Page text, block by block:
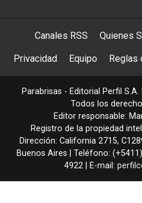
Canales RSS Quienes
Privacidad Equipo Reglas
Parabrisas - Editorial Perfil S.A.
Todos los
Editor responsable:
Registro de la propiedad
Dirección: California 2715,
Buenos Aires | Teléfono:
4922 | E-mail: